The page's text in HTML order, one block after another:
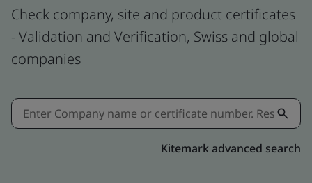
Check company, site and product certificates
- Validation and Verification, Swiss and global
companies
Kitemark advanced search